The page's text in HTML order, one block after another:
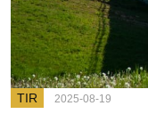
TIR 2025-08-19